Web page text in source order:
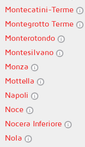
Montecatini-Terme
Montegrotto Terme
Monterotondo
Montesilvano
Monza
Mottella
Napoli
Noce
Nocera Inferiore
Nola